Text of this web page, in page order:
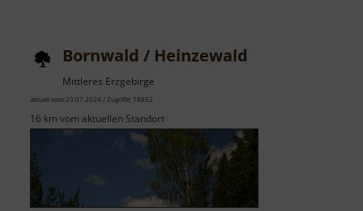
Bornwald / Heinzewald
Mittleres Erzgebirge
aktuell vom 23.07.2024 / Zugriffe: 18852
16 km vom aktuellen Standort